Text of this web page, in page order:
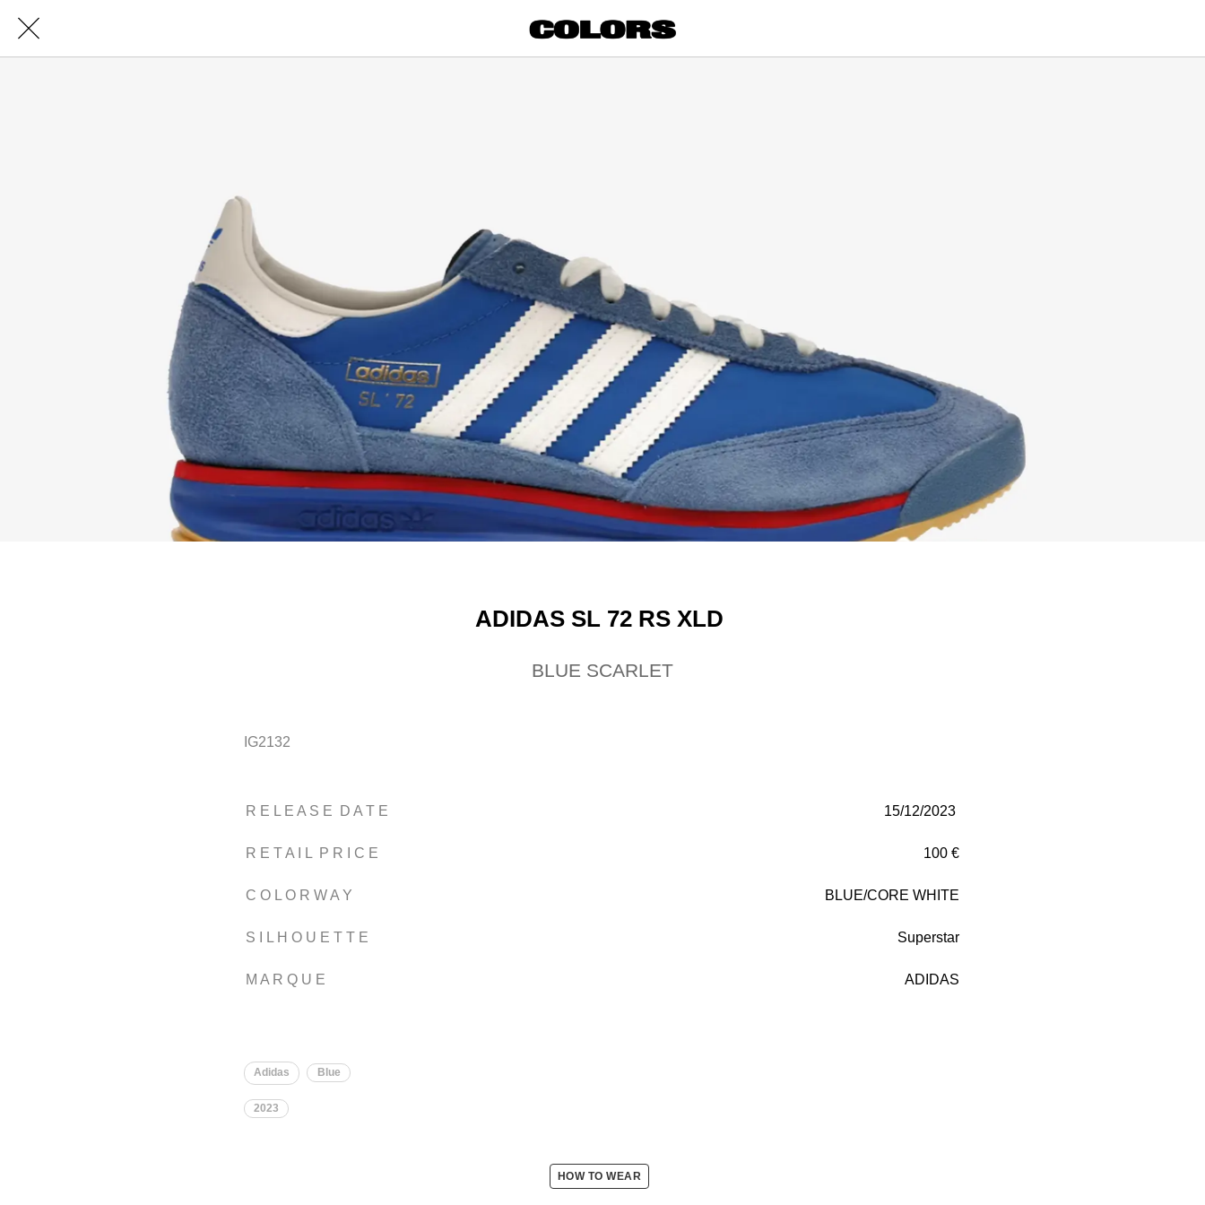
ADIDAS SL 72 RS XLD
BLUE SCARLET
IG2132
R E L E A S E D A T E 15/12/2023
R E T A I L P R I C E 100 €
C O L O R W A Y BLUE/CORE WHITE
S I L H O U E T T E Superstar
M A R Q U E ADIDAS
Adidas Blue
2023
HOW TO WEAR